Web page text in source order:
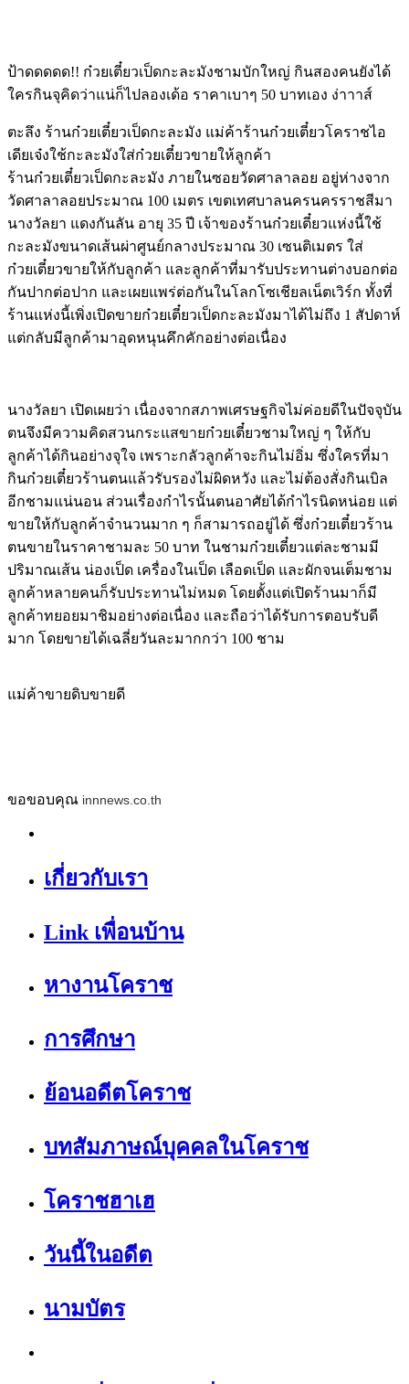
ป้าดดดดด!! ก๋วยเตี๋ยวเป็ดกะละมังชามบักใหญ่ กินสองคนยังได้
ใครกินจุคิดว่าแน่ก็ไปลองเด้อ ราคาเบาๆ 50 บาทเอง ง่าาาส์
ตะลึง ร้านก๋วยเตี๋ยวเป็ดกะละมัง แม่ค้าร้านก๋วยเตี๋ยวโคราชไอ
เดียเจ๋งใช้กะละมังใส่ก๋วยเตี๋ยวขายให้ลูกค้า
ร้านก๋วยเตี๋ยวเป็ดกะละมัง ภายในซอยวัดศาลาลอย อยู่ห่างจาก
วัดศาลาลอยประมาณ 100 เมตร เขตเทศบาลนครนครราชสีมา
นางวัลยา แดงกันลัน อายุ 35 ปี เจ้าของร้านก๋วยเตี๋ยวแห่งนี้ใช้
กะละมังขนาดเส้นผ่าศูนย์กลางประมาณ 30 เซนติเมตร ใส่
ก๋วยเตี๋ยวขายให้กับลูกค้า และลูกค้าที่มารับประทานต่างบอกต่อ
กันปากต่อปาก และเผยแพร่ต่อกันในโลกโซเชียลเน็ตเวิร์ก ทั้งที่
ร้านแห่งนี้เพิ่งเปิดขายก๋วยเตี๋ยวเป็ดกะละมังมาได้ไม่ถึง 1 สัปดาห์
แต่กลับมีลูกค้ามาอุดหนุนคึกคักอย่างต่อเนื่อง
นางวัลยา เปิดเผยว่า เนื่องจากสภาพเศรษฐกิจไม่ค่อยดีในปัจจุบัน
ตนจึงมีความคิดสวนกระแสขายก๋วยเตี๋ยวชามใหญ่ ๆ ให้กับ
ลูกค้าได้กินอย่างจุใจ เพราะกลัวลูกค้าจะกินไม่อิ่ม ซึ่งใครที่มา
กินก๋วยเตี๋ยวร้านตนแล้วรับรองไม่ผิดหวัง และไม่ต้องสั่งกินเบิล
อีกชามแน่นอน ส่วนเรื่องกำไรนั้นตนอาศัยได้กำไรนิดหน่อย แต่
ขายให้กับลูกค้าจำนวนมาก ๆ ก็สามารถอยู่ได้ ซึ่งก๋วยเตี๋ยวร้าน
ตนขายในราคาชามละ 50 บาท ในชามก๋วยเตี๋ยวแต่ละชามมี
ปริมาณเส้น น่องเป็ด เครื่องในเป็ด เลือดเป็ด และผักจนเต็มชาม
ลูกค้าหลายคนก็รับประทานไม่หมด โดยตั้งแต่เปิดร้านมาก็มี
ลูกค้าทยอยมาชิมอย่างต่อเนื่อง และถือว่าได้รับการตอบรับดี
มาก โดยขายได้เฉลี่ยวันละมากกว่า 100 ชาม
แม่ค้าขายดิบขายดี
ขอขอบคุณ innnews.co.th
เกี่ยวกับเรา
Link เพื่อนบ้าน
หางานโคราช
การศึกษา
ย้อนอดีตโคราช
บทสัมภาษณ์บุคคลในโคราช
โคราชฮาเฮ
วันนี้ในอดีต
นามบัตร